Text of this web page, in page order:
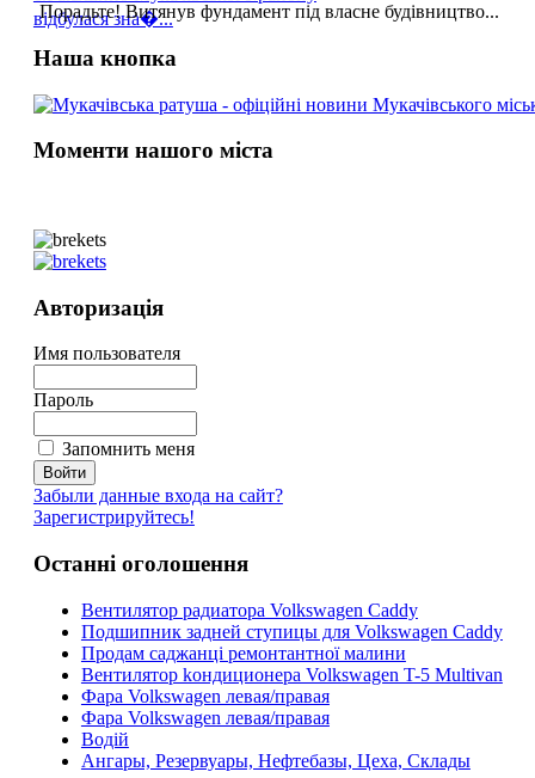
відбулася зна�...
Порадьте! Витянув фундамент під власне будівництво...
Наша кнопка
Моменти нашого міста
Авторизація
Имя пользователя
Пароль
Запомнить меня
Забыли данные входа на сайт?
Зарегистрируйтесь!
Останні оголошення
Вентилятор радиатора Volkswagen Caddy
Подшипник задней ступицы для Volkswagen Caddy
Продам саджанці ремонтантної малини
Bентилятор kондиционера Volkswagen T-5 Multivan
Фара Volkswagen левая/правая
Фара Volkswagen левая/правая
Водій
Ангары, Резервуары, Нефтебазы, Цеха, Склады